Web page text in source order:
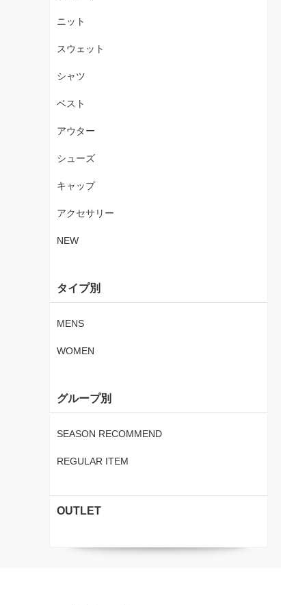
ニット
スウェット
シャツ
ベスト
アウター
シューズ
キャップ
アクセサリー
NEW
タイプ別
MENS
WOMEN
グループ別
SEASON RECOMMEND
REGULAR ITEM
OUTLET